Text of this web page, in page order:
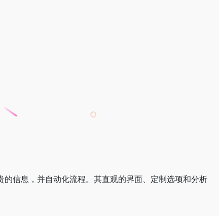
信息，并自动化流程。其直观的界面、定制选项和分析